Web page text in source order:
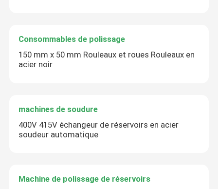
Consommables de polissage
150 mm x 50 mm Rouleaux et roues Rouleaux en
acier noir
machines de soudure
400V 415V échangeur de réservoirs en acier
soudeur automatique
Machine de polissage de réservoirs